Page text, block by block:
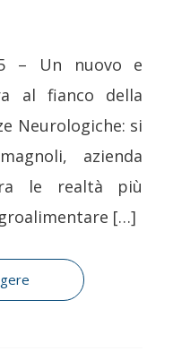
– Un nuovo e
al fianco della
Neurologiche: si
azienda
le realtà più
[…]